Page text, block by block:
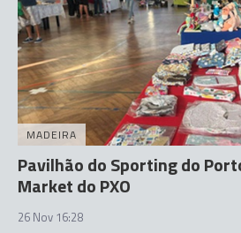
MADEIRA
Pavilhão do Sporting do
Market do PXO
26 Nov 16:28